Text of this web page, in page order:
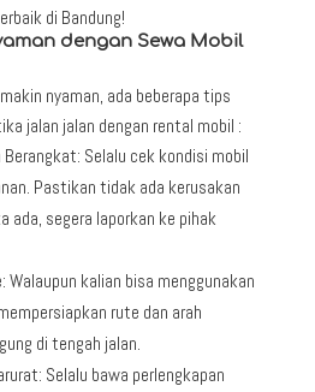
di Bandung!
dengan Sewa Mobil
nyaman, ada beberapa tips
jalan jalan dengan rental mobil :
Berangkat: Selalu cek kondisi mobil
Pastikan tidak ada kerusakan
ada, segera laporkan ke pihak
Walaupun kalian bisa menggunakan
rute dan arah
di tengah jalan.
Selalu bawa perlengkapan